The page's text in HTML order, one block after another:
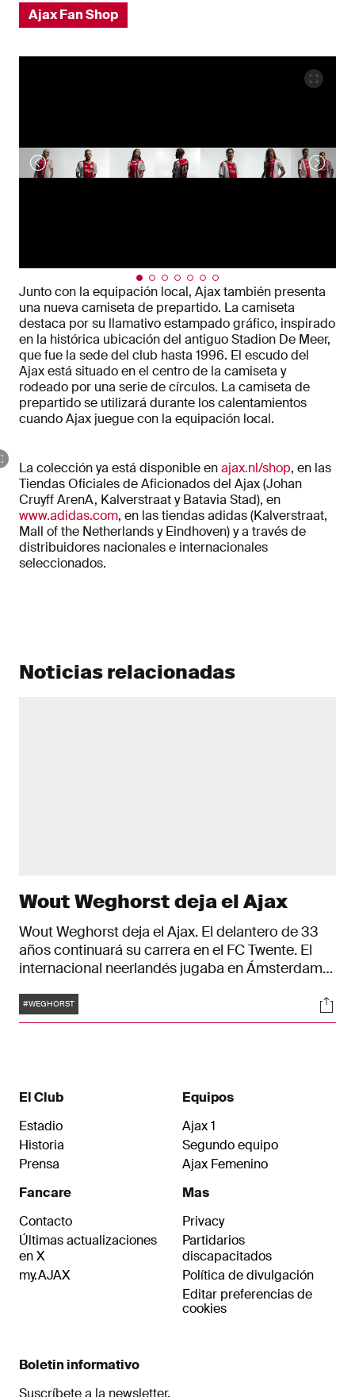
Ajax Fan Shop
Junto con la equipación local, Ajax también presenta
una nueva camiseta de prepartido. La camiseta
destaca por su llamativo estampado gráfico, inspirado
en la histórica ubicación del antiguo Stadion De Meer,
que fue la sede del club hasta 1996. El escudo del
Ajax está situado en el centro de la camiseta y
rodeado por una serie de círculos. La camiseta de
prepartido se utilizará durante los calentamientos
cuando Ajax juegue con la equipación local.
La colección ya está disponible enajax.nl/shop, en las
Tiendas Oficiales de Aficionados del Ajax (Johan
Cruyff ArenA, Kalverstraat y Batavia Stad), en
www.adidas.com, en las tiendas adidas (Kalverstraat,
Mall of the Netherlands y Eindhoven) y a través de
distribuidores nacionales e internacionales
seleccionados.
Noticias relacionadas
Wout Weghorst deja el Ajax
Wout Weghorst deja el Ajax. El delantero de 33
años continuará su carrera en el FC Twente. El
internacional neerlandés jugaba en Ámsterdam
su fin.
Etiquetas
#WEGHORST
El Club
Estadio
Historia
Prensa
Fancare
Contacto
Últimas actualizaciones
en X
my.AJAX
Equipos
Ajax 1
Segundo equipo
Ajax Femenino
Mas
Privacy
Partidarios
discapacitados
Política de divulgación
Editar preferencias de
cookies
Boletin informativo
Suscríbete a la newsletter.